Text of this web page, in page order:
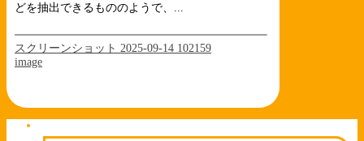
どを抽出できるもののようで、...
スクリーンショット 2025-09-14 102159
image